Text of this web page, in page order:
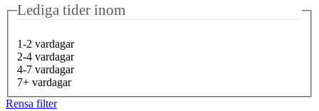
Lediga tider inom
1-2 vardagar
2-4 vardagar
4-7 vardagar
7+ vardagar
Rensa filter